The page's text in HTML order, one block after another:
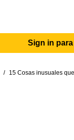
Sign in
/ 15 Cosas inusuales